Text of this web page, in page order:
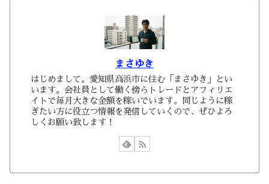
まさゆき
はじめまして。愛知県高浜市に住む「まさゆき」とい
います。会社員として働く傍らトレードとアフィリエ
イトで毎月大きな金額を稼いでいます。同じように稼
ぎたい方に役立つ情報を発信していくので、ぜひよろ
しくお願い致します！